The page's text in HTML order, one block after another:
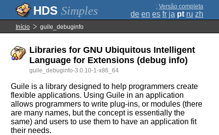
Simples ; Versão completa
de en es fr ja pt ru zh
Início guile_debuginfo
Libraries for GNU Ubiquitous Intelligent
Language for Extensions (debug info)
guile_debuginfo-3.0.10-1-x86_64
Guile is a library designed to help programmers create
flexible applications. Using Guile in an application
allows programmers to write plug-ins, or modules (there
are many names, but the concept is essentially the
same) and users to use them to have an application fit
their needs.